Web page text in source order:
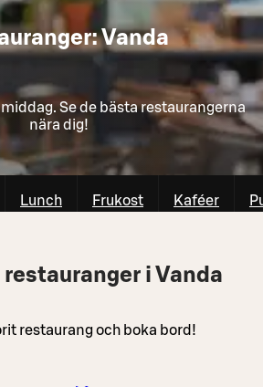
Vanda
Se de bästa restaurangerna
nära dig!
Lunch Frukost Kaféer
i Vanda
restaurang och boka bord!